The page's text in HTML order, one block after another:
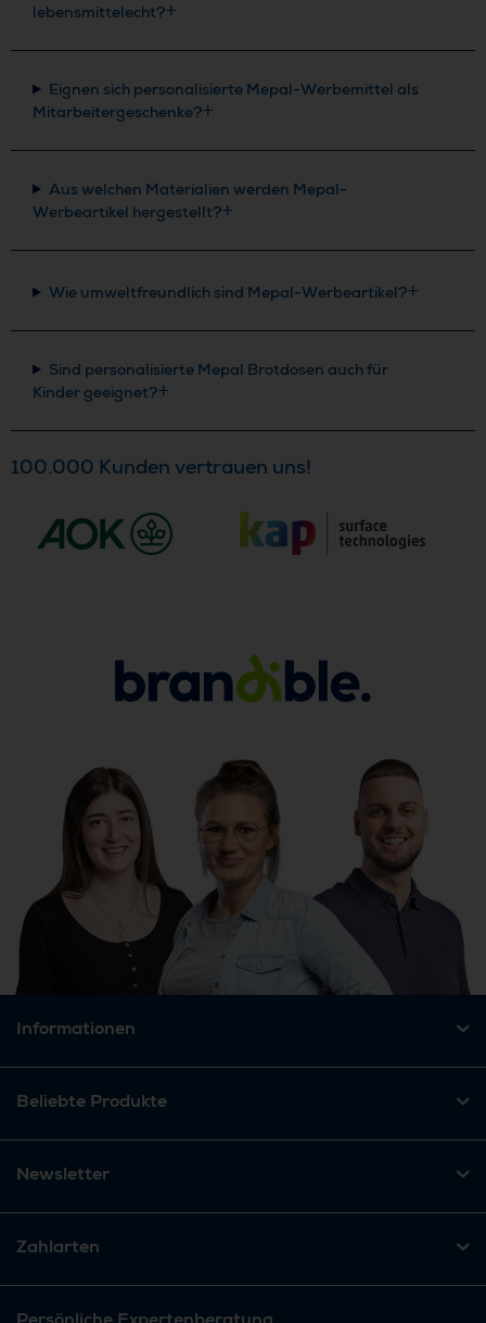
lebensmittelecht?
Eignen sich personalisierte Mepal-Werbemittel als
Mitarbeitergeschenke?
Aus welchen Materialien werden Mepal-
Werbeartikel hergestellt?
Wie umweltfreundlich sind Mepal-Werbeartikel?
Sind personalisierte Mepal Brotdosen auch für
Kinder geeignet?
100.000 Kunden vertrauen uns!
Informationen
Beliebte Produkte
Newsletter
Zahlarten